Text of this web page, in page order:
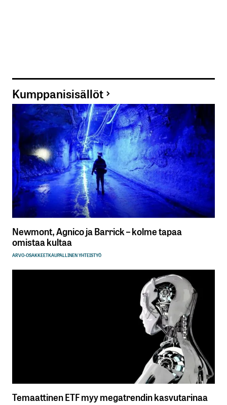
Kumppanisisällöt
Newmont, Agnico ja Barrick – kolme tapaa
omistaa kultaa
ARVO-OSAKKEETKAUPALLINEN YHTEISTYÖ
Temaattinen ETF myy megatrendin kasvutarinaa